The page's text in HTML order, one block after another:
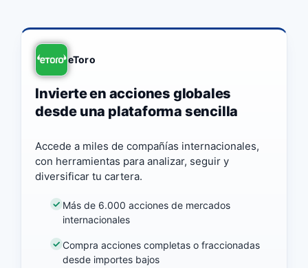
eToro
Invierte en acciones globales
desde una plataforma sencilla
Accede a miles de compañías internacionales,
con herramientas para analizar, seguir y
diversificar tu cartera.
Más de 6.000 acciones de mercados
internacionales
Compra acciones completas o fraccionadas
desde importes bajos